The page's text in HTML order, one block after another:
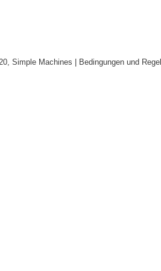
, Simple Machines Bedingungen und